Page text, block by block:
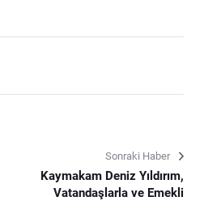
Sonraki Haber
Kaymakam Deniz Yıldırım,
Vatandaşlarla ve Emekli